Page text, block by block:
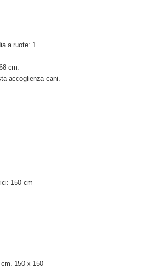
a ruote: 1
cm.
accoglienza cani.
150 cm
150 x 150